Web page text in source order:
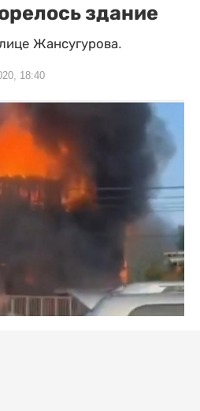
здание
Жансугурова.
18:40